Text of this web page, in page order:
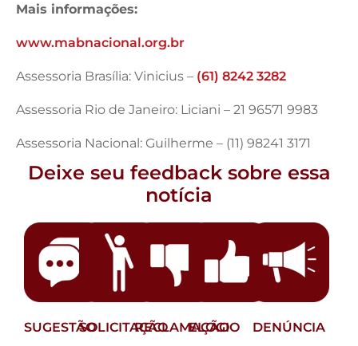
Mais informações:
www.mabnacional.org.br
Assessoria Brasília: Vinicius – (61) 8242 3282
Assessoria Rio de Janeiro: Liciani – 21 96571 9983
Assessoria Nacional: Guilherme – (11) 98241 3171
Deixe seu feedback sobre essa
notícia
SUGESTÃOSOLICITAÇÃORECLAMAÇÃO
ELOGIO DENÚNCIA